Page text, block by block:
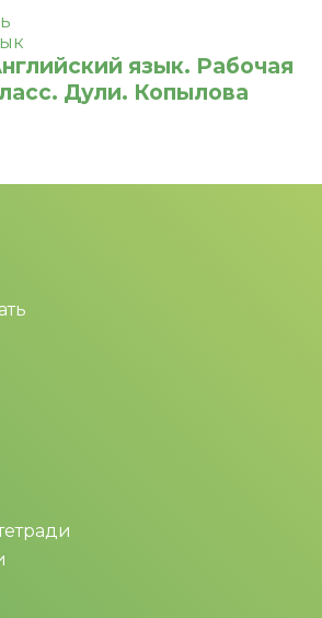
язык. Рабочая
Дули. Копылова